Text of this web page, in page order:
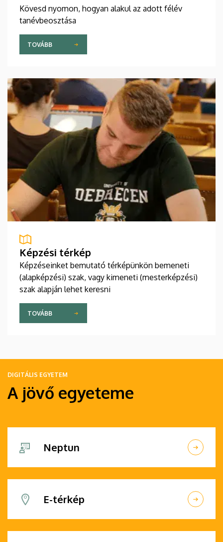
Kövesd nyomon, hogyan alakul az adott félév
tanévbeosztása
TOVÁBB
Képzési térkép
Képzéseinket bemutató térképünkön bemeneti
(alapképzési) szak, vagy kimeneti (mesterképzési)
szak alapján lehet keresni
TOVÁBB
DIGITÁLIS EGYETEM
A jövő egyeteme
Neptun
E-térkép